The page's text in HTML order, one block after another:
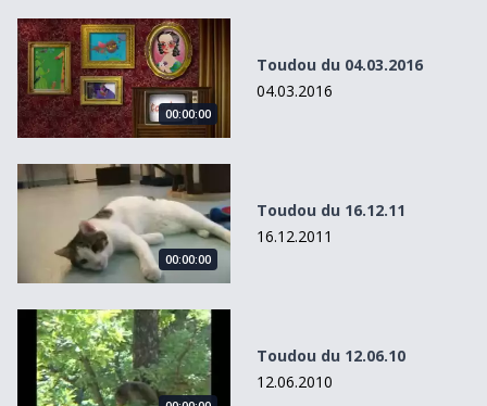
Toudou du 04.03.2016
00:00:00
Toudou du 04.03.2016
04.03.2016
Toudou du 16.12.11
00:00:00
Toudou du 16.12.11
16.12.2011
Toudou du 12.06.10
Toudou du 12.06.10
12.06.2010